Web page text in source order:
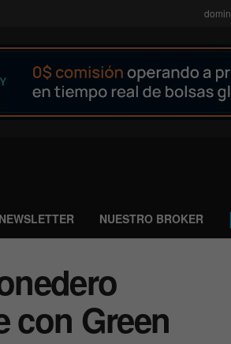
NEWSLETTER NUESTRO BROKER
con Green